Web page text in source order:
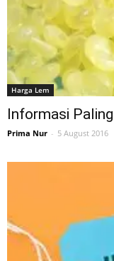
Lama
Harga Lem
Informasi
Prima Nur - 5 August 2016